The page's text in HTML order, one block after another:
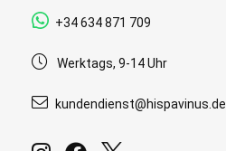
+34 634 871 709
Werktags, 9-14 Uhr
kundendienst@hispavinus.de